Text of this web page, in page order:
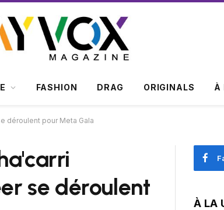
FASHION DRAG ORIGINALS À
déroulent pour Meta Gala
se déroulent
À LA